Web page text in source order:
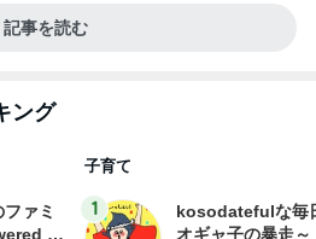
記事を読む
ング
ファミ
b
子育て
1
kosodatefulな毎
オギャ子の暴走～